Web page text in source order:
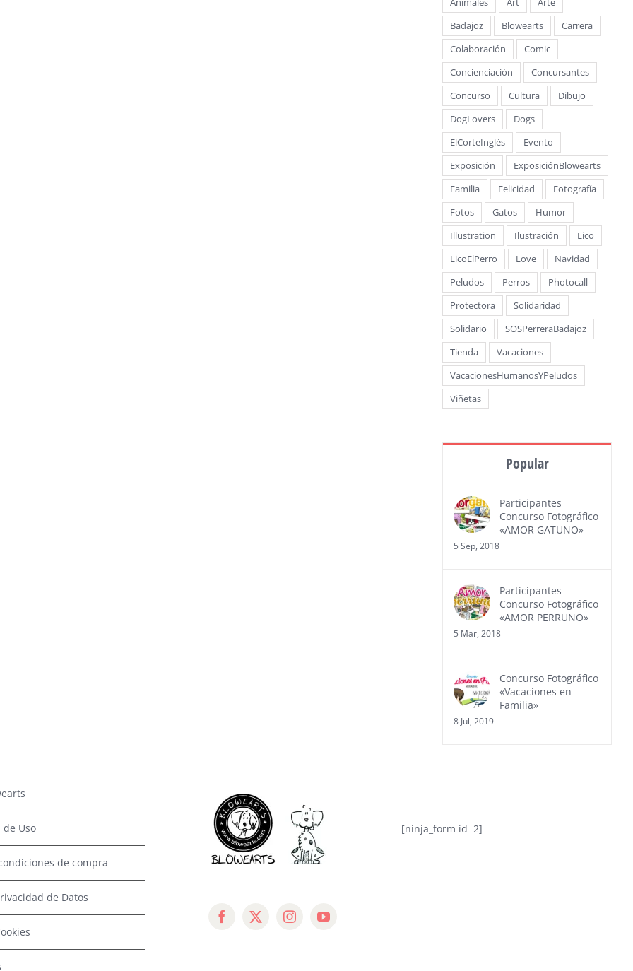
Badajoz
Blowearts
Carrera
Colaboración
Comic
Concienciación
Concursantes
Concurso
Cultura
Dibujo
DogLovers
Dogs
ElCorteInglés
Evento
Exposición
ExposiciónBlowearts
Familia
Felicidad
Fotografía
Fotos
Gatos
Humor
Illustration
Ilustración
Lico
LicoElPerro
Love
Navidad
Peludos
Perros
Photocall
Protectora
Solidaridad
Solidario
SOSPerreraBadajoz
Tienda
Vacaciones
VacacionesHumanosYPeludos
Viñetas
Popular
Participantes
Concurso Fotográfico
«AMOR GATUNO»
5 Sep, 2018
Participantes
Concurso Fotográfico
«AMOR PERRUNO»
5 Mar, 2018
Concurso Fotográfico
«Vacaciones en
Familia»
8 Jul, 2019
de Uso
de compra
de Datos
[ninja_form id=2]